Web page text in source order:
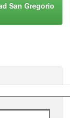
San Gregorio